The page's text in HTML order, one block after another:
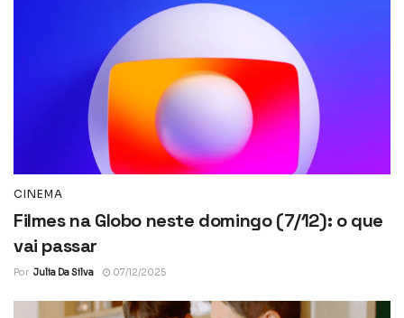
CINEMA
Filmes na Globo neste domingo (7/12): o que
vai passar
Por Julia Da Silva 07/12/2025